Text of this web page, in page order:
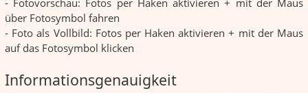
über Fotosymbol fahren
- Foto als Vollbild: Fotos per Haken aktivieren + mit der Maus
auf das Fotosymbol klicken
Informationsgenauigkeit